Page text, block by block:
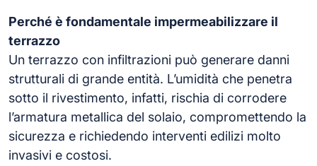
Perché è fondamentale impermeabilizzare il
terrazzo
Un terrazzo con infiltrazioni può generare danni
strutturali di grande entità. L’umidità che penetra
sotto il rivestimento, infatti, rischia di corrodere
l’armatura metallica del solaio, compromettendo la
sicurezza e richiedendo interventi edilizi molto
invasivi e costosi.